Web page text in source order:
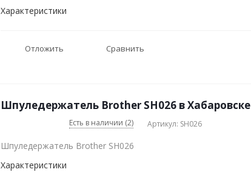
Характеристики
Отложить Сравнить
Шпуледержатель Brother SH026 в Хабаровске
Есть в наличии (2) Артикул: SH026
Шпуледержатель Brother SH026
Характеристики